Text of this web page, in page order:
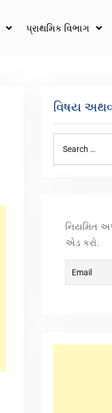
પ્રાથમિક વિભાગ
વિષય
નિયમિત
એડ કરો.